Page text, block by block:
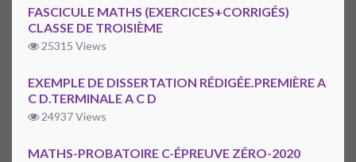
FASCICULE MATHS (EXERCICES+CORRIGÉS)
CLASSE DE TROISIÈME
25315 Views
EXEMPLE DE DISSERTATION RÉDIGÉE.PREMIÈRE A
C D.TERMINALE A C D
24937 Views
MATHS-PROBATOIRE C-ÉPREUVE ZÉRO-2020